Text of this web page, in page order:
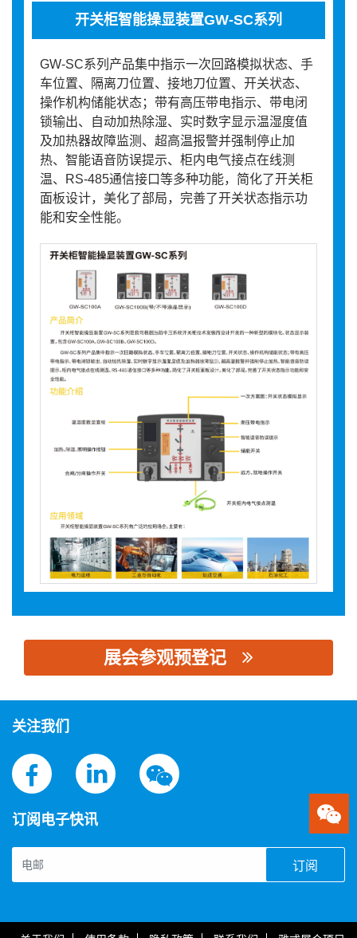
开关柜智能操显装置GW-SC系列
GW-SC系列产品集中指示一次回路模拟状态、手
车位置、隔离刀位置、接地刀位置、开关状态、
操作机构储能状态；带有高压带电指示、带电闭
锁输出、自动加热除湿、实时数字显示温湿度值
及加热器故障监测、超高温报警并强制停止加
热、智能语音防误提示、柜内电气接点在线测
温、RS-485通信接口等多种功能，简化了开关柜
面板设计，美化了部局，完善了开关状态指示功
能和安全性能。
展会参观预登记
关注我们
订阅电子快讯
订阅